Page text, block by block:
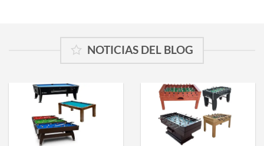
NOTICIAS DEL BLOG